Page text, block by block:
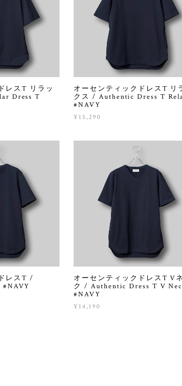
レスT リラッ
Dress T
オーセンティックドレスT リ
クス / Authentic Dress T
#NAVY
¥15,290
レスT /
オーセンティックドレスT V
ク / Authentic Dress T V
#NAVY
¥14,190